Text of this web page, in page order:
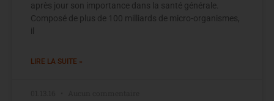
après jour son importance dans la santé générale.
Composé de plus de 100 milliards de micro-organismes,
il
LIRE LA SUITE »